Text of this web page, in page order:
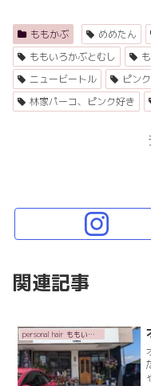
ももかぶ めめたん
ももいろかぶとむし
ニュービートル
ピン
林家パーコ、ピンク好き
関連記事
personal hair ももいろかぶとむし